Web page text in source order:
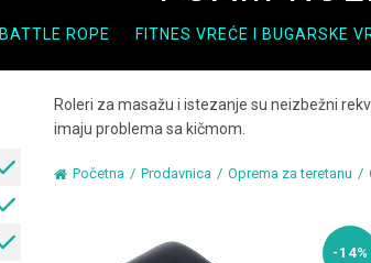
BATTLE ROPE FITNES VREĆE I BUGARSKE
Roleri za masažu i istezanje su neizbežni
imaju problema sa kičmom.
Početna Prodavnica Oprema za teretanu
-14%